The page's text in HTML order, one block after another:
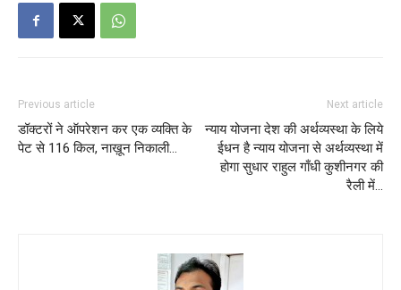
Previous article
डॉक्टरों ने ऑपरेशन कर एक व्यक्ति के
पेट से 116 किल, नाख़ून निकाली…
Next article
न्याय योजना देश की अर्थव्यस्था के लिये
ईधन है न्याय योजना से अर्थव्यस्था में
होगा सुधार राहुल गाँधी कुशीनगर की
रैली में…